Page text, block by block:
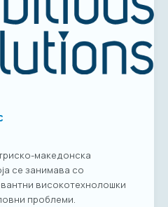
македонска
се занимава со
високотехнолошки
проблеми.